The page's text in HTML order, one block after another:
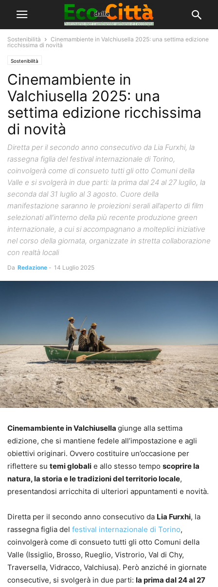
Sostenibilità
Cinemambiente in Valchiusella 2025: una settima edizione
ricchissima di novità
Sostenibilità
Cinemambiente in
Valchiusella 2025: una
settima edizione ricchissima
di novità
Diretta per il secondo anno consecutivo da Lia Furxhi, la
rassegna figlia del festival internazionale di Torino,
coinvolgerà come di consueto tutti gli otto Comuni della
Valle e si svolgerà in due parti: la prima dal 24 al 27 luglio, la
seconda dal 31 luglio al 3 agosto. Cuore della
manifestazione saranno le proiezioni serali all’aperto di film
selezionati all’interno della più recente produzione green
internazionale, a cui si accompagnano a molteplici iniziative
nel corso della giornata, organizzate in stretta collaborazione
con realtà locali
Da Redazione - 14 Luglio 2025
Cinemambiente in Valchiusella giunge alla settima
edizione, che si mantiene fedele all’impostazione e agli
obiettivi originari. Ovvero costituire un’occasione per
riflettere su temi globali e allo stesso tempo scoprire la
natura, la storia e le tradizioni del territorio locale,
presentandosi arricchita di ulteriori appuntamenti e novità.
Diretta per il secondo anno consecutivo da Lia Furxhi, la
rassegna figlia del festival internazionale di Torino,
coinvolgerà come di consueto tutti gli otto Comuni della
Valle (Issiglio, Brosso, Rueglio, Vistrorio, Val di Chy,
Traversella, Vidracco, Valchiusa). Però anziché in giornate
consecutive, si svolgerà in due parti: la prima dal 24 al 27